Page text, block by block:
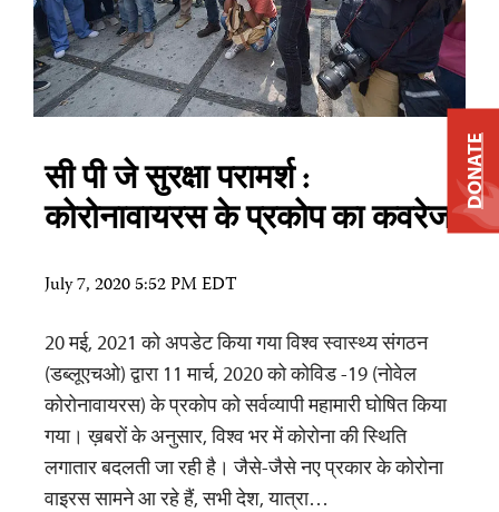
सी पी जे सुरक्षा परामर्श :
कोरोनावायरस के प्रकोप का कवरेज
July 7, 2020 5:52 PM EDT
20 मई, 2021 को अपडेट किया गया विश्व स्वास्थ्य संगठन
(डब्लूएचओ) द्वारा 11 मार्च, 2020 को कोविड -19 (नोवेल
कोरोनावायरस) के प्रकोप को सर्वव्यापी महामारी घोषित किया
गया। ख़बरों के अनुसार, विश्व भर में कोरोना की स्थिति
लगातार बदलती जा रही है। जैसे-जैसे नए प्रकार के कोरोना
वाइरस सामने आ रहे हैं, सभी देश, यात्रा…
DONATE